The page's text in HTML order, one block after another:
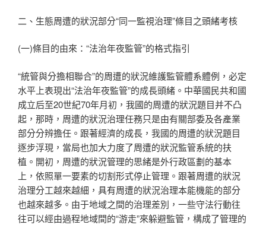
二、生態周遭的狀況部分“同一監視治理”條目之頭緒考核
(一)條目的由來：“法治年夜監管”的格式指引
“統管與分擔相聯合”的周遭的狀況維護監管體系體例，必定
水平上表現出“法治年夜監管”的成長頭緒。中華國民共和國
成立后至20世紀70年月初，我國的周遭的狀況題目并不凸
起，那時，周遭的狀況治理任務只是由有關部委及各產業
部分分辨擔任。跟著經濟的成長，我國的周遭的狀況題目
逐步浮現，當局也加大力度了周遭的狀況監管系統的扶
植。開初，周遭的狀況管理的思緒是外行政區劃的基本
上，依照單一要素的切割形式停止管理。跟著周遭的狀況
治理分工越來越細，具有周遭的狀況治理本能機能的部分
也越來越多。由于地域之間的治理差別，一些守法行動往
往可以經由過程地域間的“游走”來躲避監管，構成了管理的